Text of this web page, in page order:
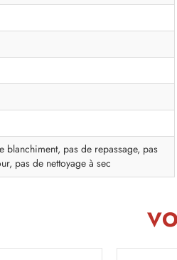
blanchiment, pas de repassage, pas
pas de nettoyage à sec